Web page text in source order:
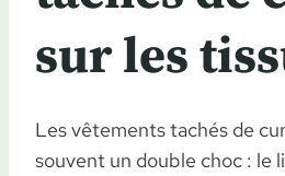
sur les
Les vêtements tachés de
souvent un double choc : le